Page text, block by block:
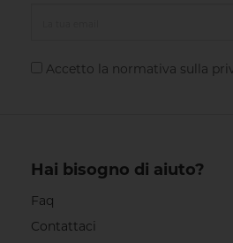
Accetto la normativa sulla
Hai bisogno di aiuto?
Faq
Contattaci